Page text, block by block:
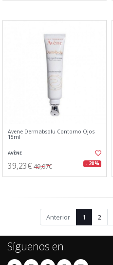
Avene Dermabsolu Contorno Ojos
15ml
AVÈNE
39,23€ 49,07€ - 20%
Anterior 1 2
Síguenos en: